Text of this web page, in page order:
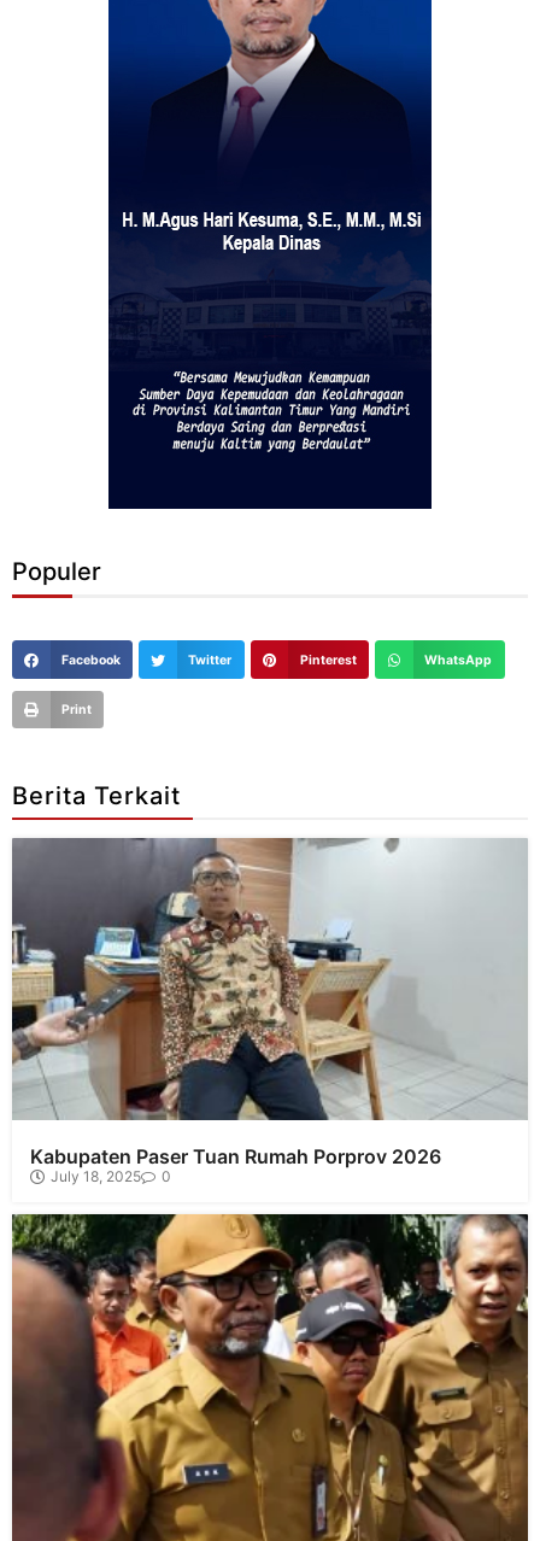
Populer
Facebook Twitter Pinterest WhatsApp
Print
Berita Terkait
Kabupaten Paser Tuan Rumah Porprov 2026
July 18, 2025 0